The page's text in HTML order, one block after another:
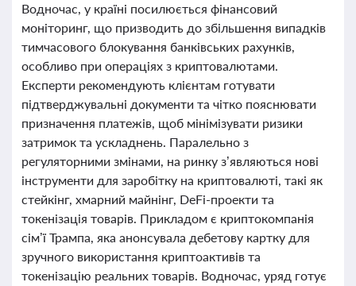
Водночас, у країні посилюється фінансовий
моніторинг, що призводить до збільшення випадків
тимчасового блокування банківських рахунків,
особливо при операціях з криптовалютами.
Експерти рекомендують клієнтам готувати
підтверджувальні документи та чітко пояснювати
призначення платежів, щоб мінімізувати ризики
затримок та ускладнень. Паралельно з
регуляторними змінами, на ринку з’являються нові
інструменти для заробітку на криптовалюті, такі як
стейкінг, хмарний майнінг, DeFi-проекти та
токенізація товарів. Прикладом є криптокомпанія
сім’ї Трампа, яка анонсувала дебетову картку для
зручного використання криптоактивів та
токенізацію реальних товарів. Водночас, уряд готує